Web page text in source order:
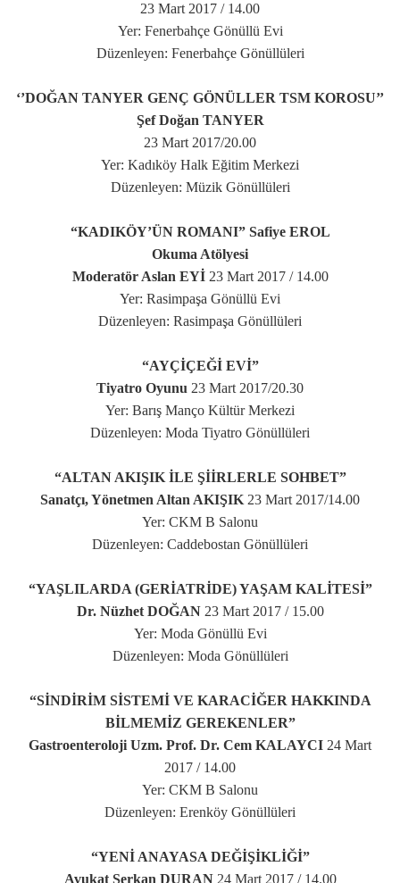
23 Mart 2017 / 14.00
Yer: Fenerbahçe Gönüllü Evi
Düzenleyen: Fenerbahçe Gönüllüleri
‘’DOĞAN TANYER GENÇ GÖNÜLLER TSM KOROSU’’
Şef Doğan TANYER
23 Mart 2017/20.00
Yer: Kadıköy Halk Eğitim Merkezi
Düzenleyen: Müzik Gönüllüleri
“KADIKÖY’ÜN ROMANI” Safiye EROL
Okuma Atölyesi
Moderatör Aslan EYİ 23 Mart 2017 / 14.00
Yer: Rasimpaşa Gönüllü Evi
Düzenleyen: Rasimpaşa Gönüllüleri
“AYÇİÇEĞİ EVİ”
Tiyatro Oyunu 23 Mart 2017/20.30
Yer: Barış Manço Kültür Merkezi
Düzenleyen: Moda Tiyatro Gönüllüleri
“ALTAN AKIŞIK İLE ŞİİRLERLE SOHBET”
Sanatçı, Yönetmen Altan AKIŞIK 23 Mart 2017/14.00
Yer: CKM B Salonu
Düzenleyen: Caddebostan Gönüllüleri
“YAŞLILARDA (GERİATRİDE) YAŞAM KALİTESİ”
Dr. Nüzhet DOĞAN 23 Mart 2017 / 15.00
Yer: Moda Gönüllü Evi
Düzenleyen: Moda Gönüllüleri
“SİNDİRİM SİSTEMİ VE KARACİĞER HAKKINDA
BİLMEMİZ GEREKENLER”
Gastroenteroloji Uzm. Prof. Dr. Cem KALAYCI 24 Mart
2017 / 14.00
Yer: CKM B Salonu
Düzenleyen: Erenköy Gönüllüleri
“YENİ ANAYASA DEĞİŞİKLİĞİ”
Avukat Serkan DURAN 24 Mart 2017 / 14.00